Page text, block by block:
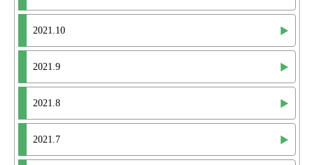
2021.10
2021.9
2021.8
2021.7